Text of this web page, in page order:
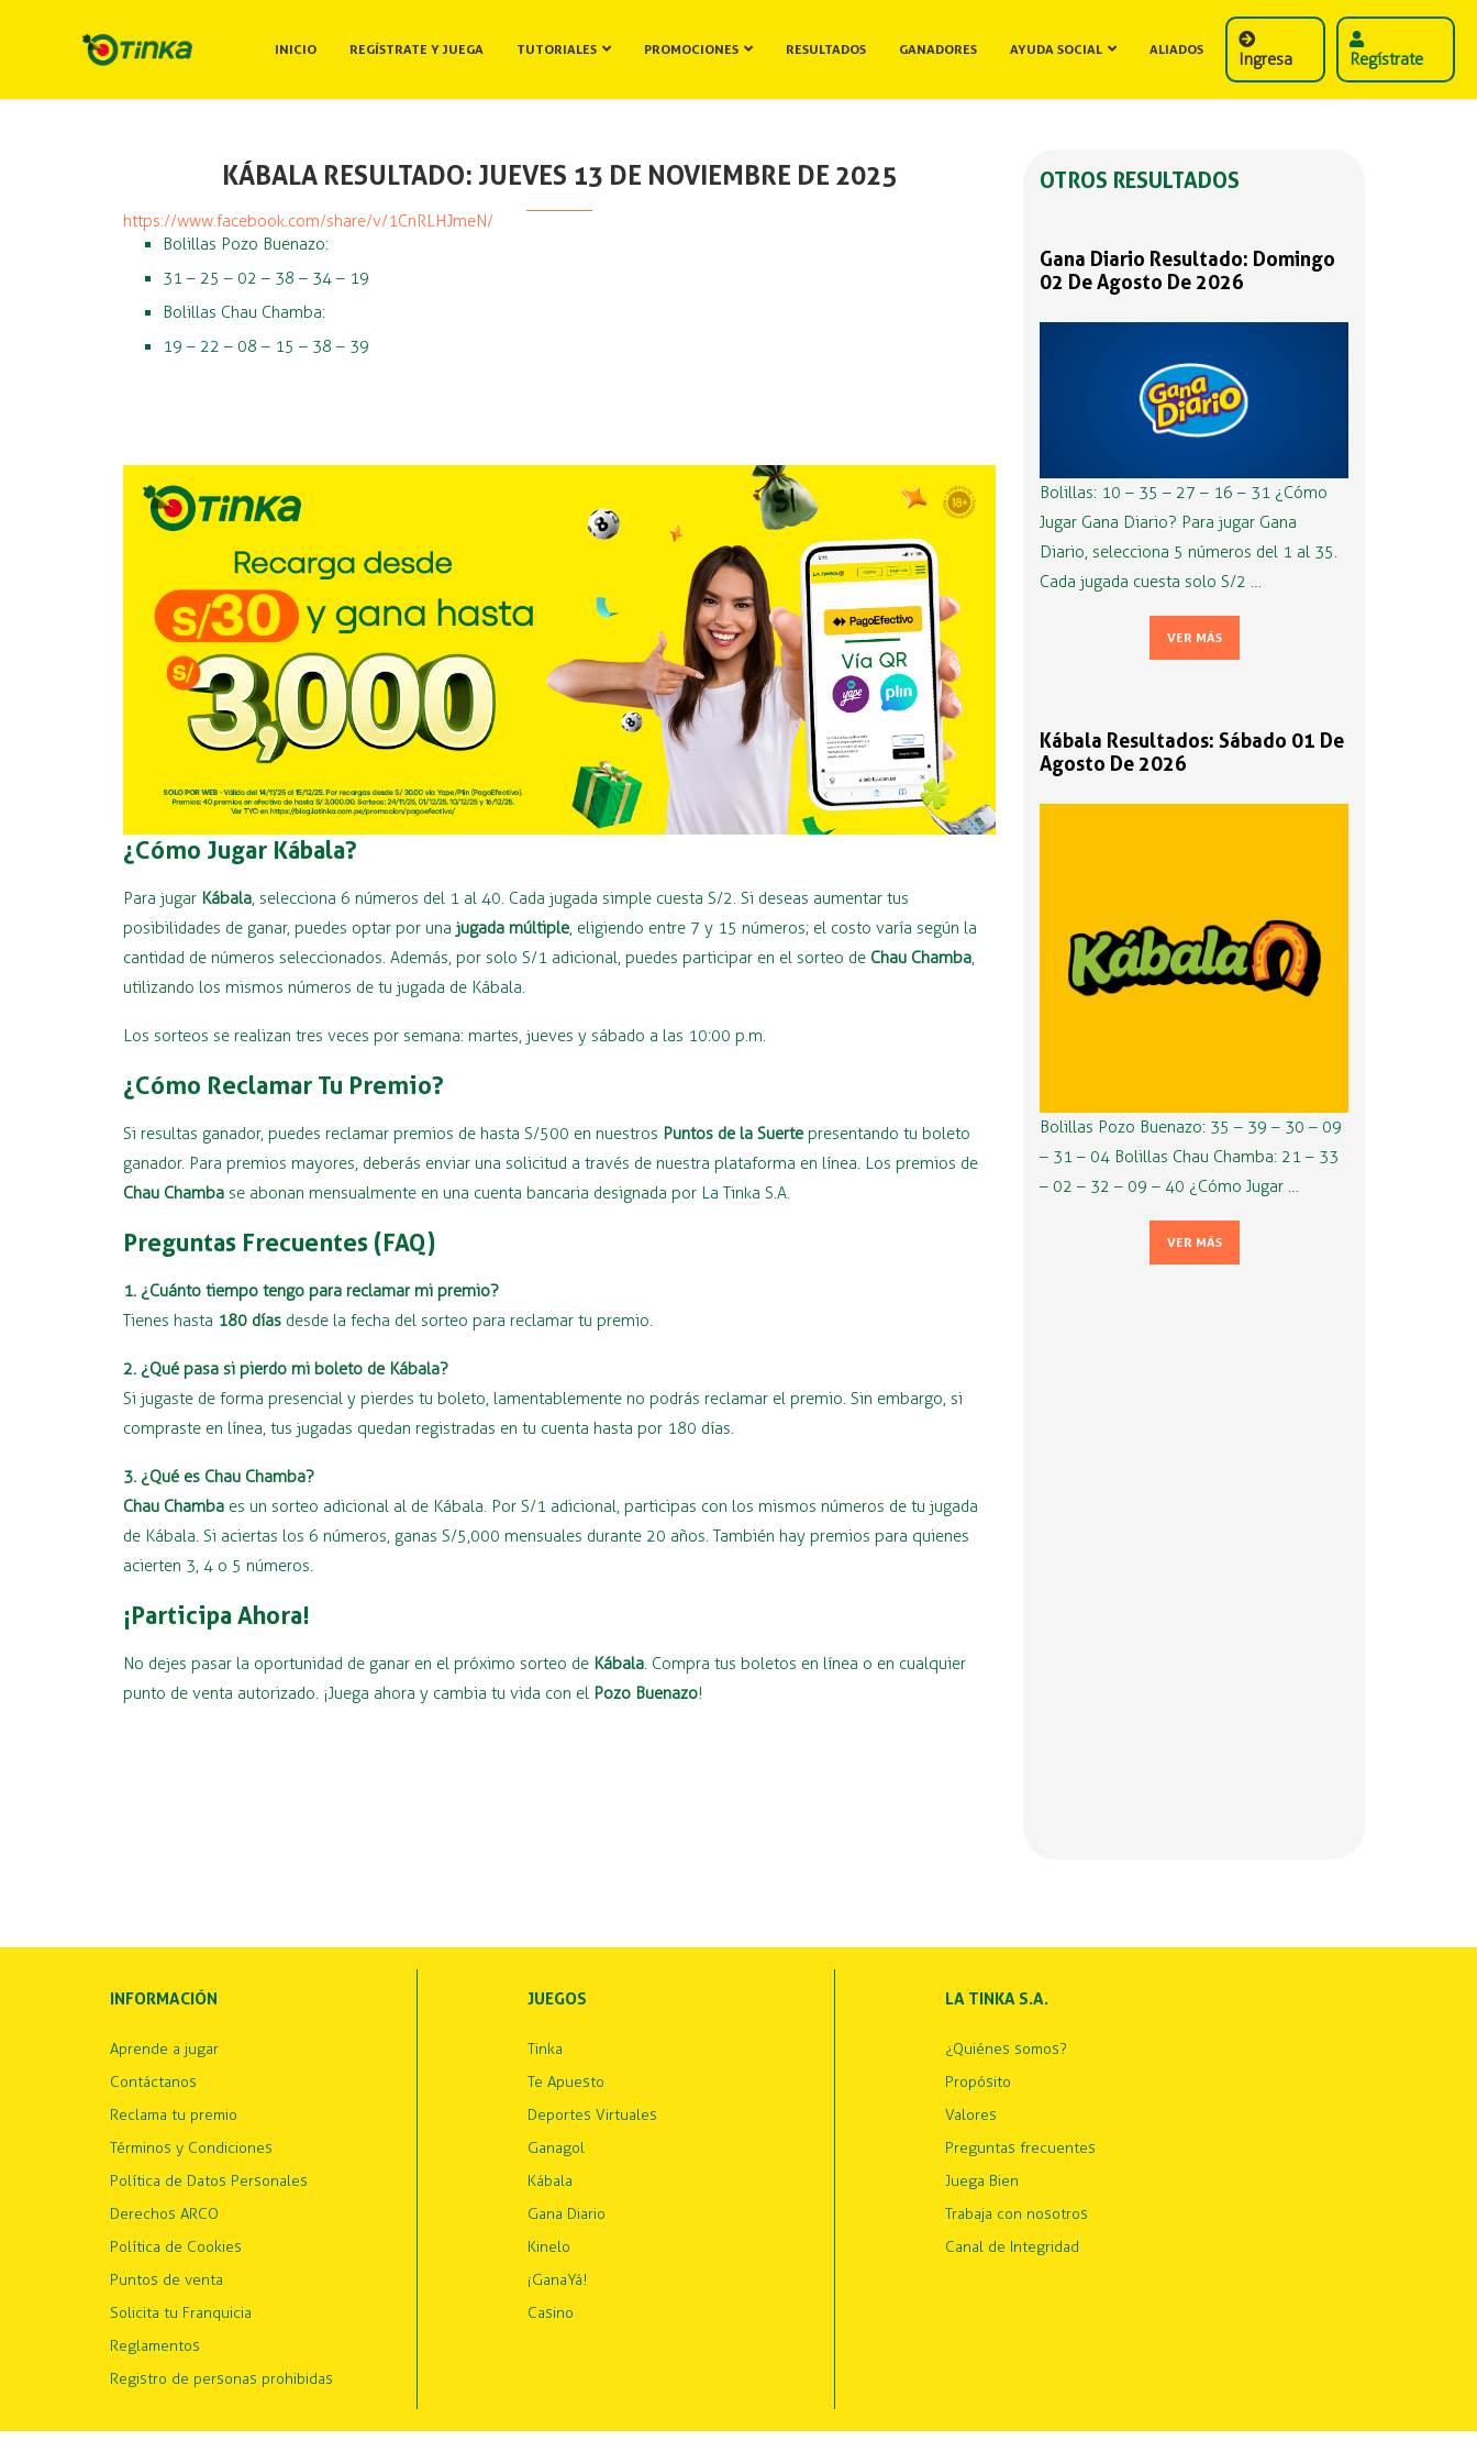
INICIO REGÍSTRATE Y JUEGA TUTORIALES PROMOCIONES RESULTADOS GANADORES AYUDA SOCIAL ALIADOS Ingresa Regístrate
KÁBALA RESULTADO: JUEVES 13 DE NOVIEMBRE DE 2025
https://www.facebook.com/share/v/1CnRLHJmeN/
Bolillas Pozo Buenazo:
31 – 25 – 02 – 38 – 34 – 19
Bolillas Chau Chamba:
19 – 22 – 08 – 15 – 38 – 39
¿Cómo Jugar Kábala?
Para jugar Kábala, selecciona 6 números del 1 al 40. Cada jugada simple cuesta S/2. Si deseas aumentar tus
posibilidades de ganar, puedes optar por una jugada múltiple, eligiendo entre 7 y 15 números; el costo varía según la
cantidad de números seleccionados. Además, por solo S/1 adicional, puedes participar en el sorteo de Chau Chamba,
utilizando los mismos números de tu jugada de Kábala.
Los sorteos se realizan tres veces por semana: martes, jueves y sábado a las 10:00 p.m.
¿Cómo Reclamar Tu Premio?
Si resultas ganador, puedes reclamar premios de hasta S/500 en nuestros Puntos de la Suerte presentando tu boleto
ganador. Para premios mayores, deberás enviar una solicitud a través de nuestra plataforma en línea. Los premios de
Chau Chamba se abonan mensualmente en una cuenta bancaria designada por La Tinka S.A.
Preguntas Frecuentes (FAQ)
1. ¿Cuánto tiempo tengo para reclamar mi premio?
Tienes hasta 180 días desde la fecha del sorteo para reclamar tu premio.
2. ¿Qué pasa si pierdo mi boleto de Kábala?
Si jugaste de forma presencial y pierdes tu boleto, lamentablemente no podrás reclamar el premio. Sin embargo, si
compraste en línea, tus jugadas quedan registradas en tu cuenta hasta por 180 días.
3. ¿Qué es Chau Chamba?
Chau Chamba es un sorteo adicional al de Kábala. Por S/1 adicional, participas con los mismos números de tu jugada
de Kábala. Si aciertas los 6 números, ganas S/5,000 mensuales durante 20 años. También hay premios para quienes
acierten 3, 4 o 5 números.
¡Participa Ahora!
No dejes pasar la oportunidad de ganar en el próximo sorteo de Kábala. Compra tus boletos en línea o en cualquier
punto de venta autorizado. ¡Juega ahora y cambia tu vida con el Pozo Buenazo!
OTROS RESULTADOS
Gana Diario Resultado: Domingo
02 De Agosto De 2026
Bolillas: 10 – 35 – 27 – 16 – 31 ¿Cómo
Jugar Gana Diario? Para jugar Gana
Diario, selecciona 5 números del 1 al 35.
Cada jugada cuesta solo S/2 …
VER MÁS
Kábala Resultados: Sábado 01 De
Agosto De 2026
Bolillas Pozo Buenazo: 35 – 39 – 30 – 09
– 31 – 04 Bolillas Chau Chamba: 21 – 33
– 02 – 32 – 09 – 40 ¿Cómo Jugar …
VER MÁS
INFORMACIÓN
Aprende a jugar
Contáctanos
Reclama tu premio
Términos y Condiciones
Política de Datos Personales
Derechos ARCO
Política de Cookies
Puntos de venta
Solicita tu Franquicia
Reglamentos
Registro de personas prohibidas
JUEGOS
Tinka
Te Apuesto
Deportes Virtuales
Ganagol
Kábala
Gana Diario
Kinelo
¡GanaYá!
Casino
LA TINKA S.A.
¿Quiénes somos?
Propósito
Valores
Preguntas frecuentes
Juega Bien
Trabaja con nosotros
Canal de Integridad